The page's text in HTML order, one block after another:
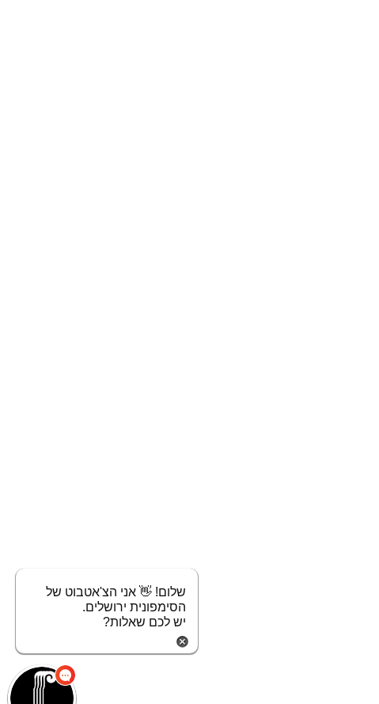
שלום! 👋 אני הצ'אטבוט של
הסימפונית ירושלים.
יש לכם שאלות?